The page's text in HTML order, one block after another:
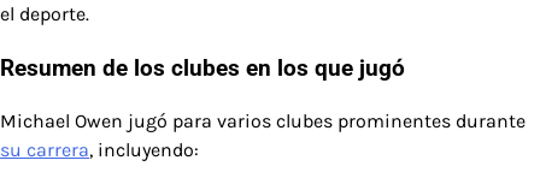
el deporte.
Resumen de los clubes en los que jugó
Michael Owen jugó para varios clubes prominentes durante
su carrera, incluyendo: